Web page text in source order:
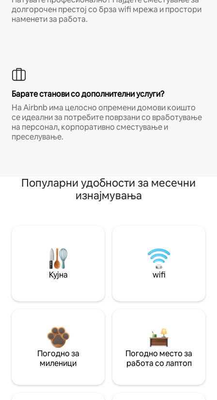
долгорочен престој со брза wifi мрежа и простори
наменети за работа.
Барате станови со дополнителни услуги?
На Airbnb има целосно опремени домови коишто
се идеални за потребите поврзани со вработување
на персонал, корпоративно сместување и
преселување.
Популарни удобности за месечни
изнајмувања
Кујна wifi
Погодно за
миленици
Погодно место за
работа со лаптоп